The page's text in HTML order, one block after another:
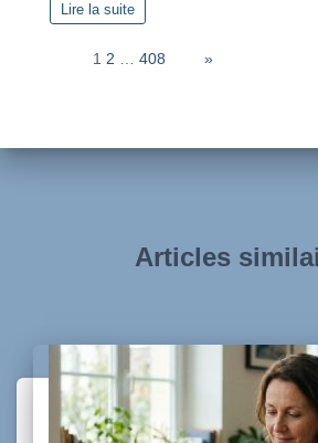
Lire la suite
1 2 408 »
Articles